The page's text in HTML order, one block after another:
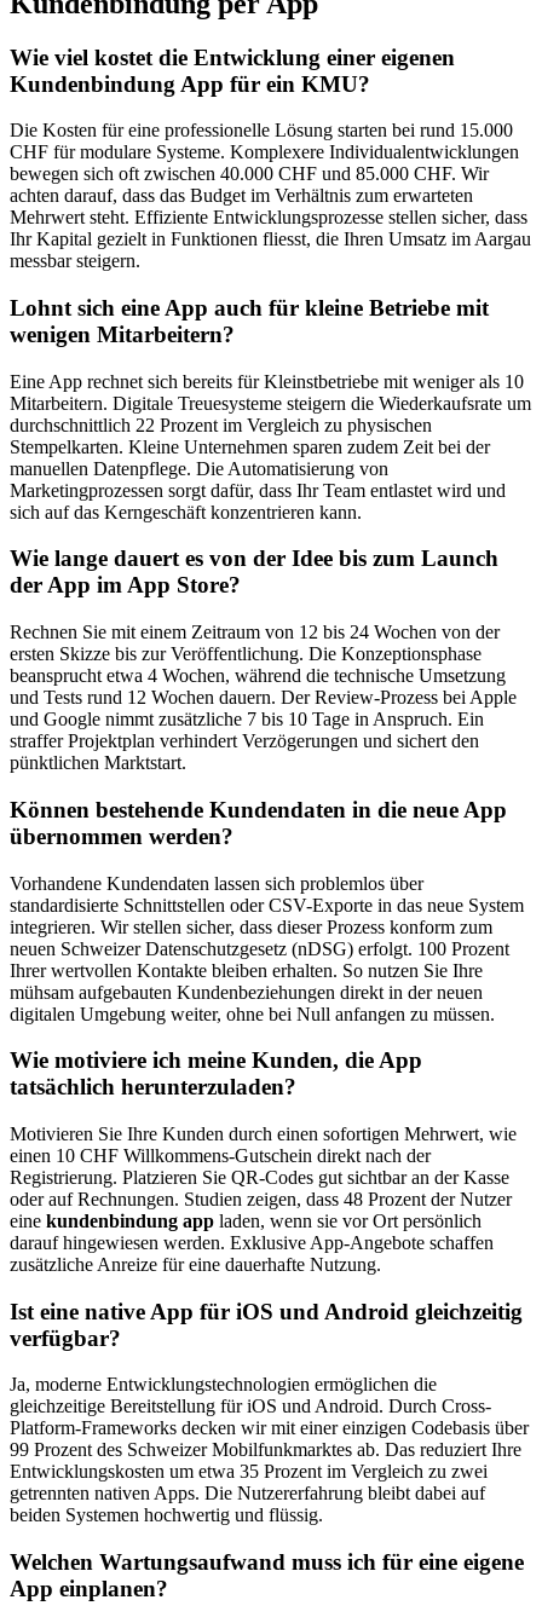
Wie viel kostet die Entwicklung einer eigenen
Kundenbindung App für ein KMU?
Die Kosten für eine professionelle Lösung starten bei rund 15.000
CHF für modulare Systeme. Komplexere Individualentwicklungen
bewegen sich oft zwischen 40.000 CHF und 85.000 CHF. Wir
achten darauf, dass das Budget im Verhältnis zum erwarteten
Mehrwert steht. Effiziente Entwicklungsprozesse stellen sicher, dass
Ihr Kapital gezielt in Funktionen fliesst, die Ihren Umsatz im Aargau
messbar steigern.
Lohnt sich eine App auch für kleine Betriebe mit
wenigen Mitarbeitern?
Eine App rechnet sich bereits für Kleinstbetriebe mit weniger als 10
Mitarbeitern. Digitale Treuesysteme steigern die Wiederkaufsrate um
durchschnittlich 22 Prozent im Vergleich zu physischen
Stempelkarten. Kleine Unternehmen sparen zudem Zeit bei der
manuellen Datenpflege. Die Automatisierung von
Marketingprozessen sorgt dafür, dass Ihr Team entlastet wird und
sich auf das Kerngeschäft konzentrieren kann.
Wie lange dauert es von der Idee bis zum Launch
der App im App Store?
Rechnen Sie mit einem Zeitraum von 12 bis 24 Wochen von der
ersten Skizze bis zur Veröffentlichung. Die Konzeptionsphase
beansprucht etwa 4 Wochen, während die technische Umsetzung
und Tests rund 12 Wochen dauern. Der Review-Prozess bei Apple
und Google nimmt zusätzliche 7 bis 10 Tage in Anspruch. Ein
straffer Projektplan verhindert Verzögerungen und sichert den
pünktlichen Marktstart.
Können bestehende Kundendaten in die neue App
übernommen werden?
Vorhandene Kundendaten lassen sich problemlos über
standardisierte Schnittstellen oder CSV-Exporte in das neue System
integrieren. Wir stellen sicher, dass dieser Prozess konform zum
neuen Schweizer Datenschutzgesetz (nDSG) erfolgt. 100 Prozent
Ihrer wertvollen Kontakte bleiben erhalten. So nutzen Sie Ihre
mühsam aufgebauten Kundenbeziehungen direkt in der neuen
digitalen Umgebung weiter, ohne bei Null anfangen zu müssen.
Wie motiviere ich meine Kunden, die App
tatsächlich herunterzuladen?
Motivieren Sie Ihre Kunden durch einen sofortigen Mehrwert, wie
einen 10 CHF Willkommens-Gutschein direkt nach der
Registrierung. Platzieren Sie QR-Codes gut sichtbar an der Kasse
oder auf Rechnungen. Studien zeigen, dass 48 Prozent der Nutzer
eine kundenbindung app laden, wenn sie vor Ort persönlich
darauf hingewiesen werden. Exklusive App-Angebote schaffen
zusätzliche Anreize für eine dauerhafte Nutzung.
Ist eine native App für iOS und Android gleichzeitig
verfügbar?
Ja, moderne Entwicklungstechnologien ermöglichen die
gleichzeitige Bereitstellung für iOS und Android. Durch Cross-
Platform-Frameworks decken wir mit einer einzigen Codebasis über
99 Prozent des Schweizer Mobilfunkmarktes ab. Das reduziert Ihre
Entwicklungskosten um etwa 35 Prozent im Vergleich zu zwei
getrennten nativen Apps. Die Nutzererfahrung bleibt dabei auf
beiden Systemen hochwertig und flüssig.
Welchen Wartungsaufwand muss ich für eine eigene
App einplanen?